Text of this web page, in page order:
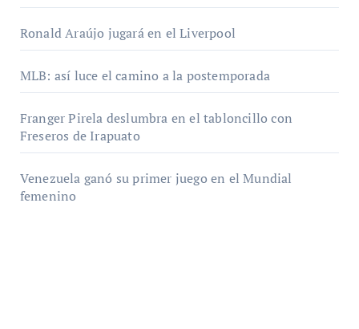
Ronald Araújo jugará en el Liverpool
MLB: así luce el camino a la postemporada
Franger Pirela deslumbra en el tabloncillo con
Freseros de Irapuato
Venezuela ganó su primer juego en el Mundial
femenino